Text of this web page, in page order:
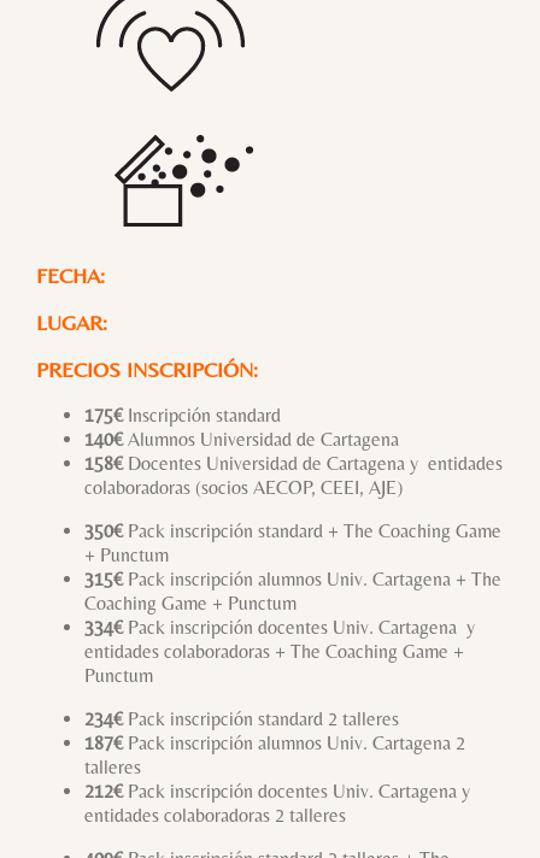
FECHA:
LUGAR:
PRECIOS INSCRIPCIÓN:
175€Inscripción standard
140€Alumnos Universidad de Cartagena
158€Docentes Universidad de Cartagena y entidades
colaboradoras (socios AECOP, CEEI, AJE)
350€Pack inscripción standard + The Coaching Game
+ Punctum
315€Pack inscripción alumnos Univ. Cartagena + The
Coaching Game + Punctum
334€Pack inscripción docentes Univ. Cartagena y
entidades colaboradoras + The Coaching Game +
Punctum
234€Pack inscripción standard 2 talleres
187€Pack inscripción alumnos Univ. Cartagena 2
talleres
212€Pack inscripción docentes Univ. Cartagena y
entidades colaboradoras 2 talleres